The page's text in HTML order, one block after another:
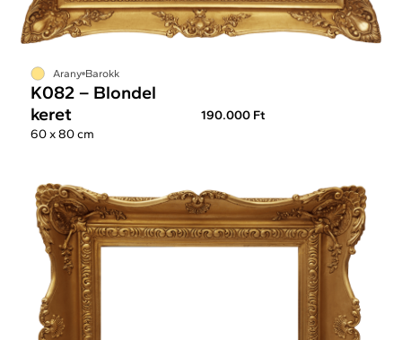
Arany Barokk
K082 – Blondel
keret
190.000 Ft
60 x 80 cm